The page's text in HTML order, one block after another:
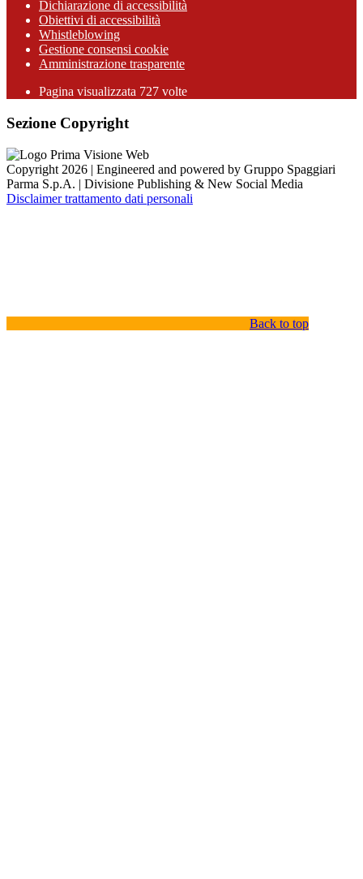
Dichiarazione di accessibilità
Obiettivi di accessibilità
Whistleblowing
Gestione consensi cookie
Amministrazione trasparente
Pagina visualizzata 727 volte
Sezione Copyright
Copyright 2026 | Engineered and powered by Gruppo Spaggiari
Parma S.p.A. | Divisione Publishing & New Social Media
Disclaimer trattamento dati personali
Back to top